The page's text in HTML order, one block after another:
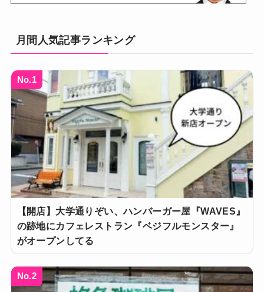
月間人気記事ランキング
No.1
【開店】大学通りぞい、ハンバーガー屋『WAVES』
の跡地にカフェレストラン『ベジフルモンスター』
がオープンしてる
No.2